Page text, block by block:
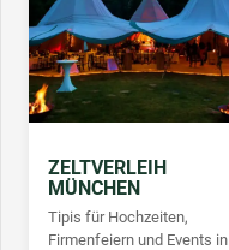
ZELTVERLEIH
MÜNCHEN
Tipis für Hochzeiten,
Firmenfeiern und Events in